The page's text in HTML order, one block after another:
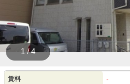
1 / 4
賃料 -